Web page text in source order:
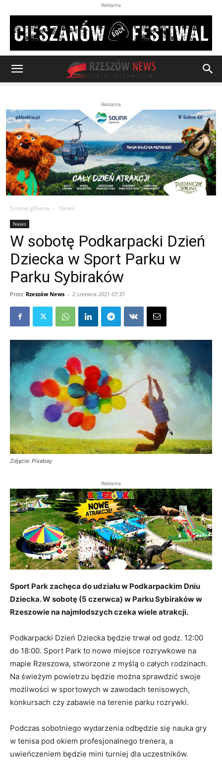
Reklama
Reklama
Strona główna News
News
W sobotę Podkarpacki Dzień
Dziecka w Sport Parku w
Parku Sybiraków
Przez Rzeszów News - 2 czerwca 2021 07:37
Zdjęcie: Pixabay
Reklama
Sport Park zachęca do udziału w Podkarpackim Dniu
Dziecka. W sobotę (5 czerwca) w Parku Sybiraków w
Rzeszowie na najmłodszych czeka wiele atrakcji.
Podkarpacki Dzień Dziecka będzie trwał od godz. 12:00
do 18:00. Sport Park to nowe miejsce rozrywkowe na
mapie Rzeszowa, stworzone z myślą o całych rodzinach.
Na świeżym powietrzu będzie można sprawdzić swoje
możliwości w sportowych w zawodach tenisowych,
konkursach czy zabawie na terenie parku rozrywki.
Podczas sobotniego wydarzenia odbędzie się nauka gry
w tenisa pod okiem profesjonalnego trenera, a
uwieńczeniem będzie mini turniej dla uczestników.